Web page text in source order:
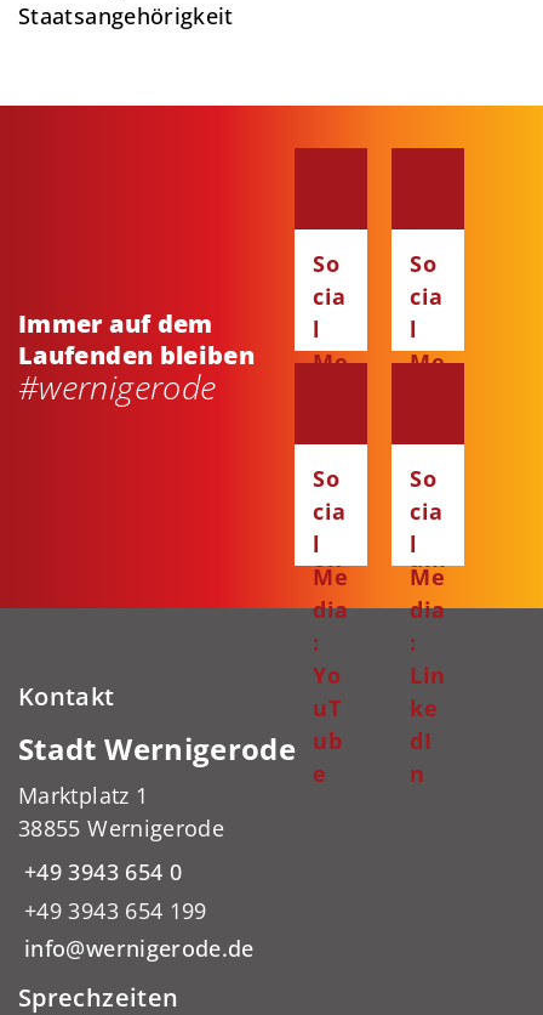
Staatsangehörigkeit
Immer auf dem
Laufenden bleiben
#wernigerode
So
cia
l
Me
ce
bo
ok
So
cia
l
Me
ta
gr
am
So
cia
l
Me
dia
:
Yo
uT
ub
e
So
cia
l
Me
dia
:
Lin
ke
dI
n
Kontakt
Stadt Wernigerode
Marktplatz 1
38855 Wernigerode
+49 3943 654 0
+49 3943 654 199
info@wernigerode.de
Sprechzeiten